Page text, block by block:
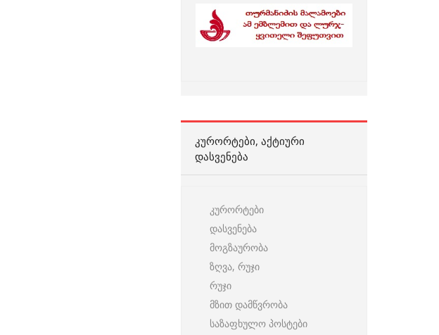
ᲙᲣᲠᲝᲠᲢᲔᲑᲘ, ᲐᲥᲢᲘᲣᲠᲘ
ᲓᲐᲡᲕᲔᲜᲔᲑᲐ
კურორტები
დასვენება
მოგზაურობა
ზღვა, რუჯი
რუჯი
მზით დამწვრობა
საზაფხულო პოსტები